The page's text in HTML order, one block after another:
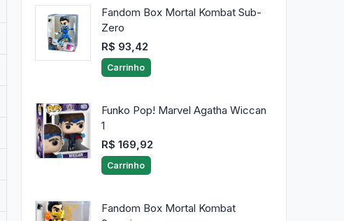
Fandom Box Mortal Kombat Sub-
Zero
R$ 93,42
Carrinho
Funko Pop! Marvel Agatha Wiccan
1
R$ 169,92
Carrinho
Fandom Box Mortal Kombat